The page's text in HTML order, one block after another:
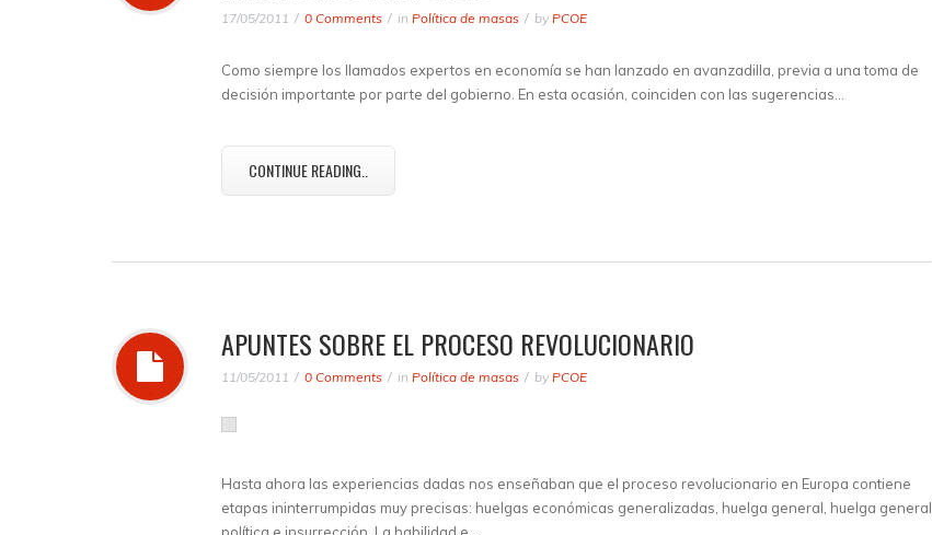
17/05/2011 0 Comments in Política de masas by PCOE
Como siempre los llamados expertos en economía se han lanzado en avanzadilla, previa a una toma de
decisión importante por parte del gobierno. En esta ocasión, coinciden con las sugerencias…
CONTINUE READING..
APUNTES SOBRE EL PROCESO REVOLUCIONARIO
11/05/2011 0 Comments in Política de masas by PCOE
Hasta ahora las experiencias dadas nos enseñaban que el proceso revolucionario en Europa contiene
etapas ininterrumpidas muy precisas: huelgas económicas generalizadas, huelga general, huelga general